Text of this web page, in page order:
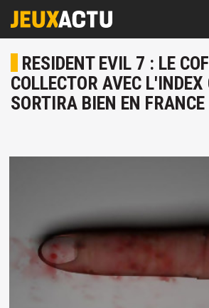
RESIDENT EVIL 7 : LE
COLLECTOR AVEC L'INDEX
SORTIRA BIEN EN FRANCE